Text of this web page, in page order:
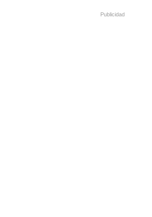
Publicidad